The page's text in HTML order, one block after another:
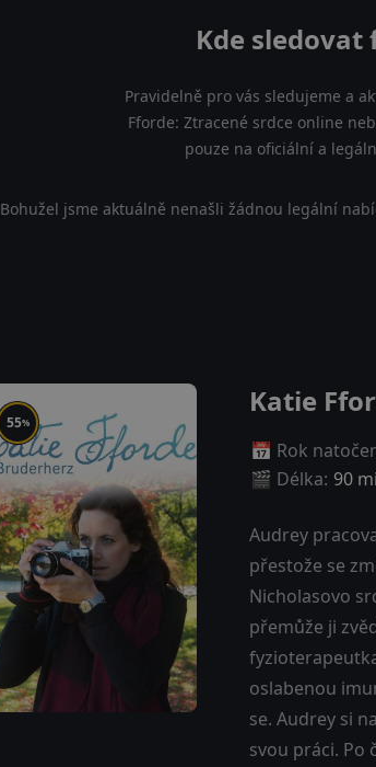
Kde sledovat
Pravidelně pro vás sledujeme a
Fforde: Ztracené srdce online
pouze na oficiální a
Bohužel jsme aktuálně nenašli žádnou legální
55%
Katie
📅 Rok
🎬 Délka: 90
Audrey
přestože se
Nicholasovo
přemůže ji
oslabenou
se. Audrey si
svou práci. Po